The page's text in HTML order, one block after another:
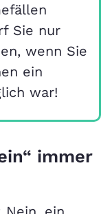
Sie nur
wenn Sie
ein
war!
immer